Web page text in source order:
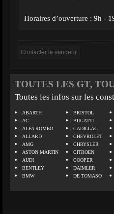
Horaires d’ouverture : 9h -
TOUTES LES GT,
Toutes les infos sur les
ABARTH
AC
ALFA ROMEO
ALLARD
AMG
ASTON MARTIN
AUDI
BENTLEY
BMW
BRISTOL
BUGATTI
CADILLAC
CHEVROLET
CHRYSLER
CITROEN
COOPER
DAIMLER
DE TOMASO